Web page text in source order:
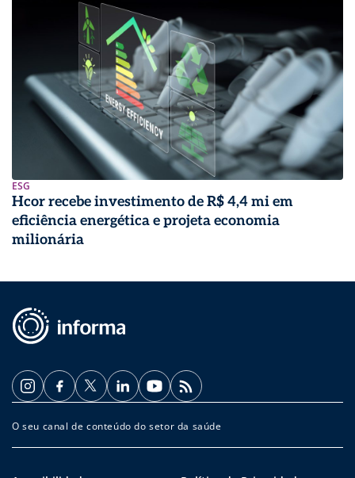
ESG
Hcor recebe investimento de R$ 4,4 mi em
eficiência energética e projeta economia
milionária
O seu canal de conteúdo do setor da saúde